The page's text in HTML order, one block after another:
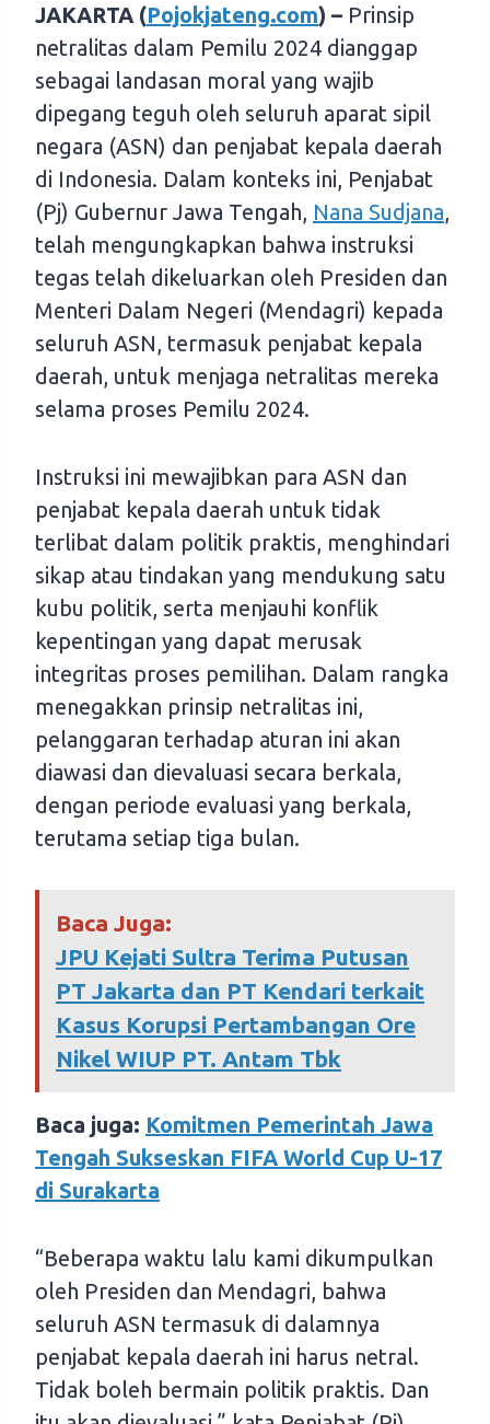
JAKARTA (Pojokjateng.com) – Prinsip
netralitas dalam Pemilu 2024 dianggap
sebagai landasan moral yang wajib
dipegang teguh oleh seluruh aparat sipil
negara (ASN) dan penjabat kepala daerah
di Indonesia. Dalam konteks ini, Penjabat
(Pj) Gubernur Jawa Tengah, Nana Sudjana,
telah mengungkapkan bahwa instruksi
tegas telah dikeluarkan oleh Presiden dan
Menteri Dalam Negeri (Mendagri) kepada
seluruh ASN, termasuk penjabat kepala
daerah, untuk menjaga netralitas mereka
selama proses Pemilu 2024.
Instruksi ini mewajibkan para ASN dan
penjabat kepala daerah untuk tidak
terlibat dalam politik praktis, menghindari
sikap atau tindakan yang mendukung satu
kubu politik, serta menjauhi konflik
kepentingan yang dapat merusak
integritas proses pemilihan. Dalam rangka
menegakkan prinsip netralitas ini,
pelanggaran terhadap aturan ini akan
diawasi dan dievaluasi secara berkala,
dengan periode evaluasi yang berkala,
terutama setiap tiga bulan.
Baca Juga:
JPU Kejati Sultra Terima Putusan
PT Jakarta dan PT Kendari terkait
Kasus Korupsi Pertambangan Ore
Nikel WIUP PT. Antam Tbk
Baca juga: Komitmen Pemerintah Jawa
Tengah Sukseskan FIFA World Cup U-17
di Surakarta
“Beberapa waktu lalu kami dikumpulkan
oleh Presiden dan Mendagri, bahwa
seluruh ASN termasuk di dalamnya
penjabat kepala daerah ini harus netral.
Tidak boleh bermain politik praktis. Dan